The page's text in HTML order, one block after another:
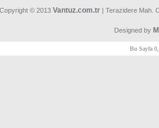
Copyright © 2013 Vantuz.com.tr | Terazidere Mah.
Designed by
Bu Sayfa